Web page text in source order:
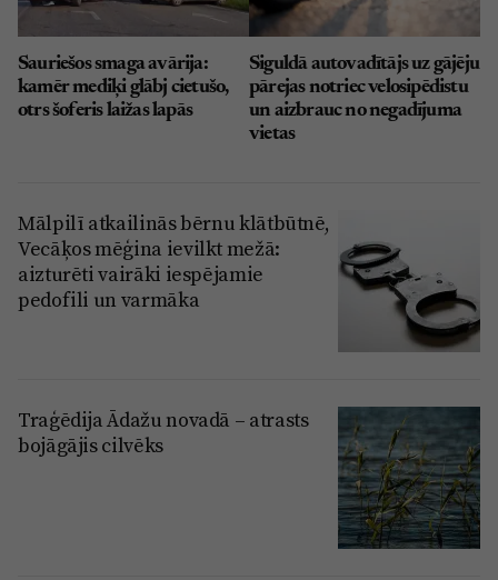
Sauriešos smaga avārija:
kamēr mediķi glābj cietušo,
otrs šoferis laižas lapās
Siguldā autovadītājs uz gājēju
pārejas notriec velosipēdistu
un aizbrauc no negadījuma
vietas
Mālpilī atkailinās bērnu klātbūtnē,
Vecāķos mēģina ievilkt mežā:
aizturēti vairāki iespējamie
pedofili un varmāka
Traģēdija Ādažu novadā – atrasts
bojāgājis cilvēks